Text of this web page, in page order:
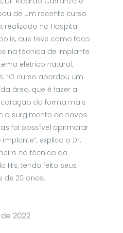
de um recente curso
realizado no Hospital
que teve como foco
na técnica de implante
elétrico natural,
“O curso abordou um
área, que é fazer a
da forma mais
o surgimento de novos
foi possível aprimorar
explica o Dr.
na técnica da
His, tendo feito seus
de 20 anos.
2022